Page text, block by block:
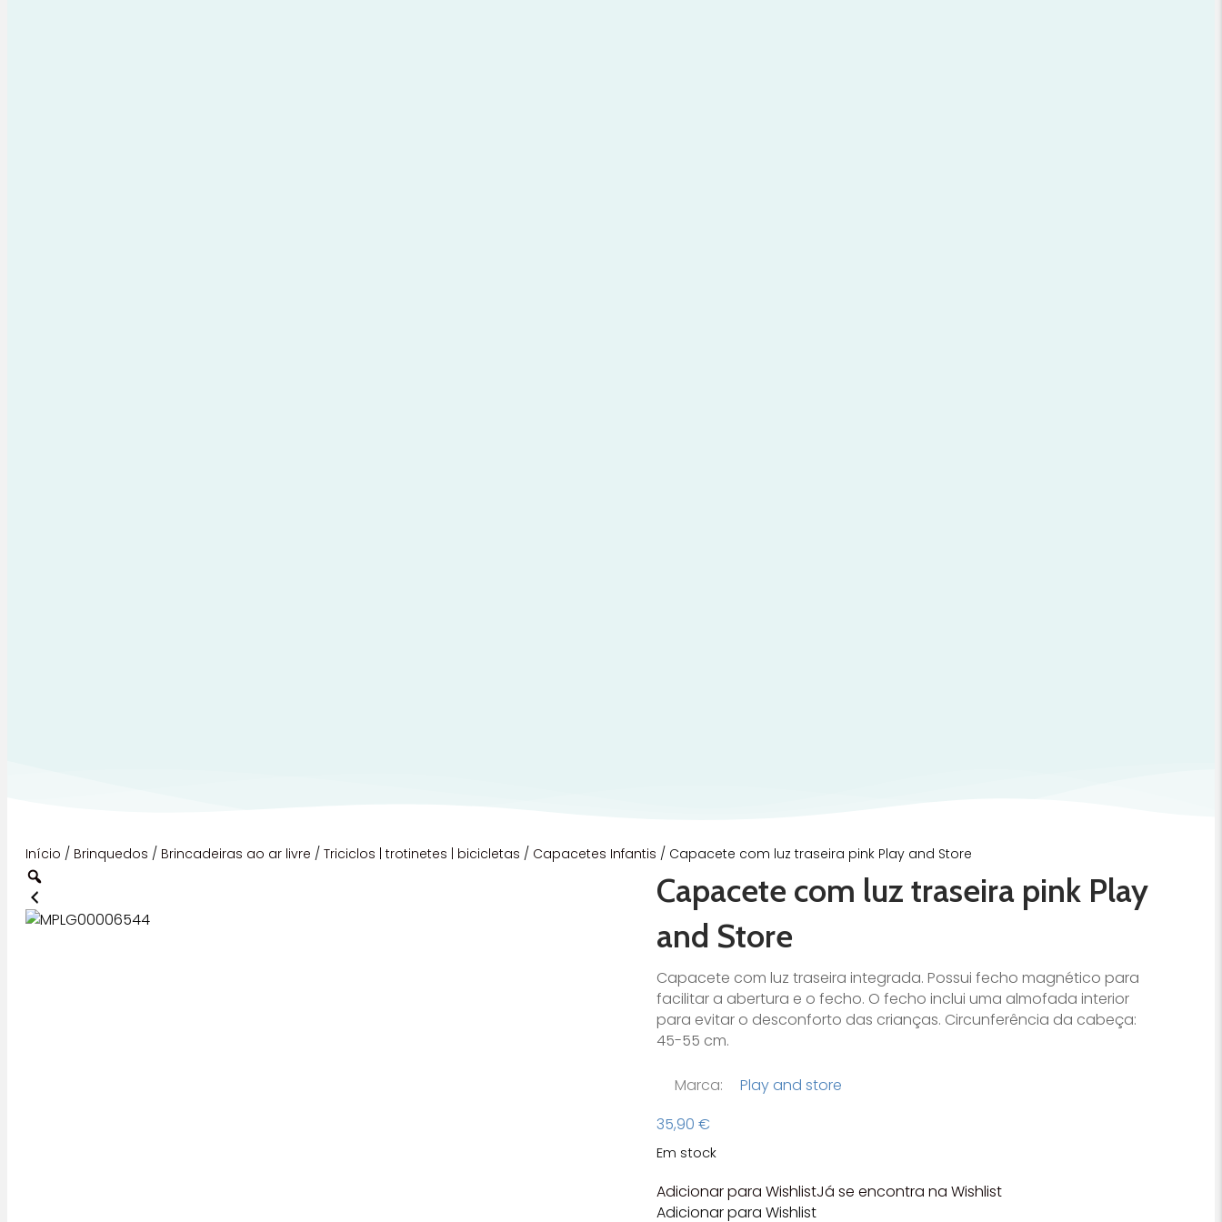
Início / Brinquedos / Brincadeiras ao ar livre / Triciclos | trotinetes | bicicletas / Capacetes Infantis / Capacete com luz traseira pink Play and Store
Capacete com luz traseira pink Play
and Store
Capacete com luz traseira integrada. Possui fecho magnético para
facilitar a abertura e o fecho. O fecho inclui uma almofada interior
para evitar o desconforto das crianças. Circunferência da cabeça:
45-55 cm.
Marca:
Play and store
35,90 €
Em stock
Adicionar para WishlistJá se encontra na Wishlist
Adicionar para Wishlist